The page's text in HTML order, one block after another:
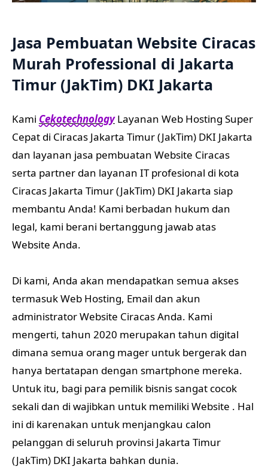
Jasa Pembuatan Website Ciracas
Murah Professional di Jakarta
Timur (JakTim) DKI Jakarta
Kami CekotechnologyLayanan Web Hosting Super
Cepat di Ciracas Jakarta Timur (JakTim) DKI Jakarta
dan layanan jasa pembuatan Website Ciracas
serta partner dan layanan IT profesional di kota
Ciracas Jakarta Timur (JakTim) DKI Jakarta siap
membantu Anda! Kami berbadan hukum dan
legal, kami berani bertanggung jawab atas
Website Anda.
Di kami, Anda akan mendapatkan semua akses
termasuk Web Hosting, Email dan akun
administrator Website Ciracas Anda. Kami
mengerti, tahun 2020 merupakan tahun digital
dimana semua orang mager untuk bergerak dan
hanya bertatapan dengan smartphone mereka.
Untuk itu, bagi para pemilik bisnis sangat cocok
sekali dan di wajibkan untuk memiliki Website . Hal
ini di karenakan untuk menjangkau calon
pelanggan di seluruh provinsi Jakarta Timur
(JakTim) DKI Jakarta bahkan dunia.